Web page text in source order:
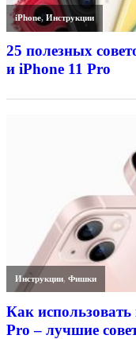
iPhone,Инструкции
25 полезных
и iPhone 11 Pro
Инструкции,Фишки
Как
Pro – лучшие